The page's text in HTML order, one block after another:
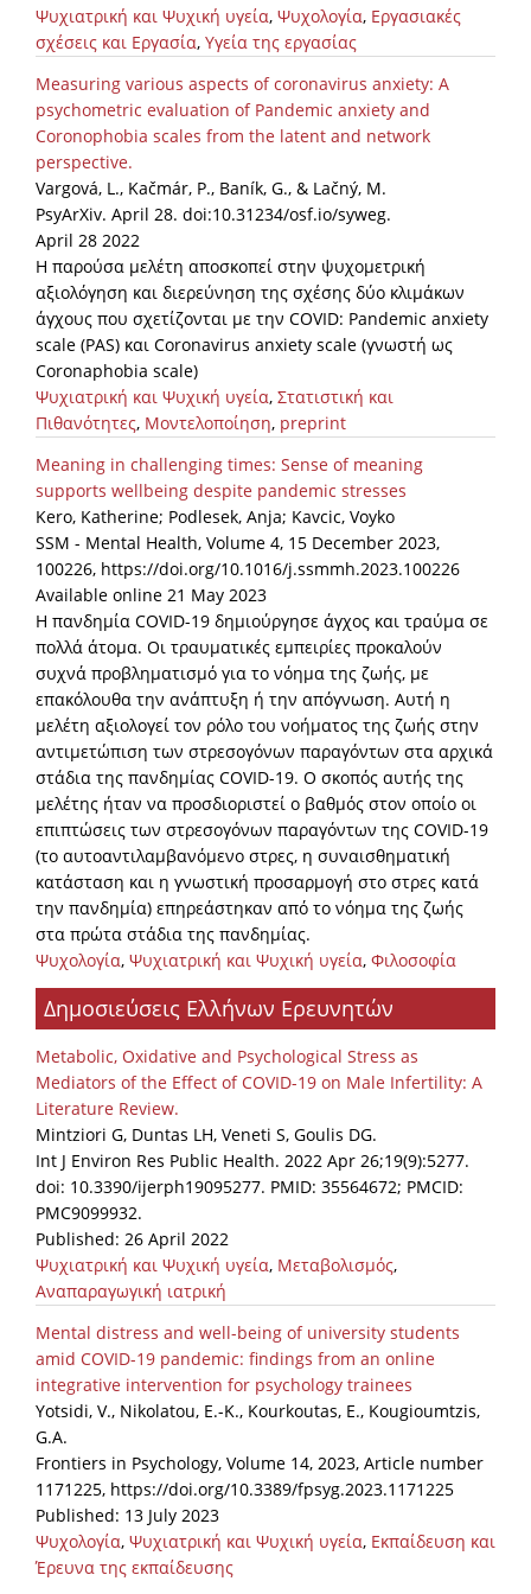
Ψυχιατρική και Ψυχική υγεία, Ψυχολογία, Εργασιακές
σχέσεις και Εργασία, Υγεία της εργασίας
Measuring various aspects of coronavirus anxiety: A
psychometric evaluation of Pandemic anxiety and
Coronophobia scales from the latent and network
perspective.
Vargová, L., Kačmár, P., Baník, G., & Lačný, M.
PsyArXiv. April 28. doi:10.31234/osf.io/syweg.
April 28 2022
Η παρούσα μελέτη αποσκοπεί στην ψυχομετρική
αξιολόγηση και διερεύνηση της σχέσης δύο κλιμάκων
άγχους που σχετίζονται με την COVID: Pandemic anxiety
scale (PAS) και Coronavirus anxiety scale (γνωστή ως
Coronaphobia scale)
Ψυχιατρική και Ψυχική υγεία, Στατιστική και
Πιθανότητες, Μοντελοποίηση, preprint
Meaning in challenging times: Sense of meaning
supports wellbeing despite pandemic stresses
Kero, Katherine; Podlesek, Anja; Kavcic, Voyko
SSM - Mental Health, Volume 4, 15 December 2023,
100226, https://doi.org/10.1016/j.ssmmh.2023.100226
Available online 21 May 2023
Η πανδημία COVID-19 δημιούργησε άγχος και τραύμα σε
πολλά άτομα. Οι τραυματικές εμπειρίες προκαλούν
συχνά προβληματισμό για το νόημα της ζωής, με
επακόλουθα την ανάπτυξη ή την απόγνωση. Αυτή η
μελέτη αξιολογεί τον ρόλο του νοήματος της ζωής στην
αντιμετώπιση των στρεσογόνων παραγόντων στα αρχικά
στάδια της πανδημίας COVID-19. Ο σκοπός αυτής της
μελέτης ήταν να προσδιοριστεί ο βαθμός στον οποίο οι
επιπτώσεις των στρεσογόνων παραγόντων της COVID-19
(το αυτοαντιλαμβανόμενο στρες, η συναισθηματική
κατάσταση και η γνωστική προσαρμογή στο στρες κατά
την πανδημία) επηρεάστηκαν από το νόημα της ζωής
στα πρώτα στάδια της πανδημίας.
Ψυχολογία, Ψυχιατρική και Ψυχική υγεία, Φιλοσοφία
Δημοσιεύσεις Ελλήνων Ερευνητών
Metabolic, Oxidative and Psychological Stress as
Mediators of the Effect of COVID-19 on Male Infertility: A
Literature Review.
Mintziori G, Duntas LH, Veneti S, Goulis DG.
Int J Environ Res Public Health. 2022 Apr 26;19(9):5277.
doi: 10.3390/ijerph19095277. PMID: 35564672; PMCID:
PMC9099932.
Published: 26 April 2022
Ψυχιατρική και Ψυχική υγεία, Μεταβολισμός,
Αναπαραγωγική ιατρική
Mental distress and well-being of university students
amid COVID-19 pandemic: findings from an online
integrative intervention for psychology trainees
Yotsidi, V., Nikolatou, E.-K., Kourkoutas, E., Kougioumtzis,
G.A.
Frontiers in Psychology, Volume 14, 2023, Article number
1171225, https://doi.org/10.3389/fpsyg.2023.1171225
Published: 13 July 2023
Ψυχολογία, Ψυχιατρική και Ψυχική υγεία, Εκπαίδευση και
Έρευνα της εκπαίδευσης